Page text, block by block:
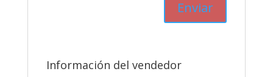
Información del vendedor